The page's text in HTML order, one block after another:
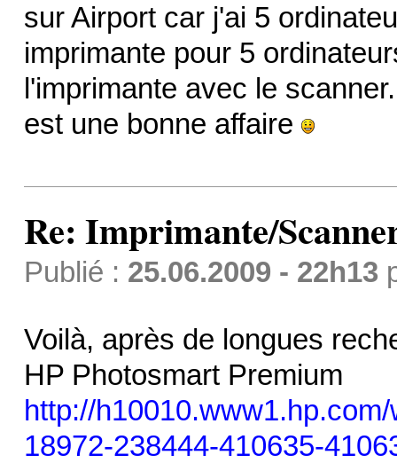
sur Airport car j'ai 5
imprimante pour 5
l'imprimante avec le
est une bonne affaire
Re: Imprimante/
Publié : 25.06.2009 - 22h13
Voilà, après de longues
HP Photosmart Premium
http://
18972-238444-410635-